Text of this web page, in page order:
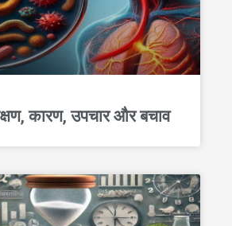
कारण, उपचार और बचाव